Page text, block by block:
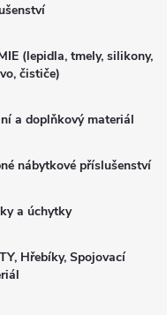
(lepidla, tmely, silikony,
čističe)
a doplňkový materiál
nábytkové příslušenství
a úchytky
Hřebíky, Spojovací